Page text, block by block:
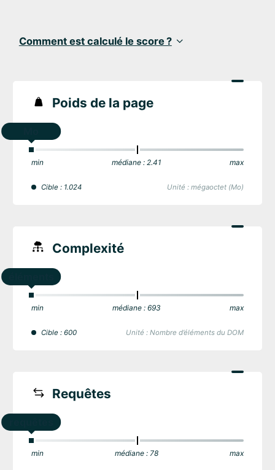
Comment est calculé le score ?
Poids de la page
min médiane : 2.41 max
Cible : 1.024 Unité : mégaoctet (Mo)
Complexité
min médiane : 693 max
Cible : 600 Unité : Nombre d’éléments du DOM
Requêtes
min médiane : 78 max